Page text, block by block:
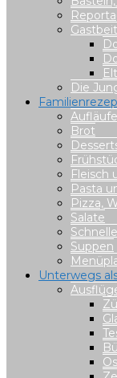
Die
Brot
Fleisch
Pasta
Pizza,
Salate
Suppen
Unterwegs